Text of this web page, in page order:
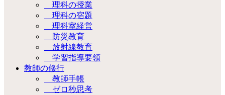
理科の授業
理科の宿題
理科室経営
防災教育
放射線教育
学習指導要領
教師の修行
教師手帳
ゼロ秒思考